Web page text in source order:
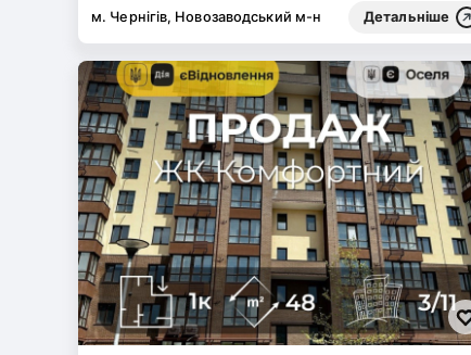
м. Чернігів, Новозаводський м-н Детальніше